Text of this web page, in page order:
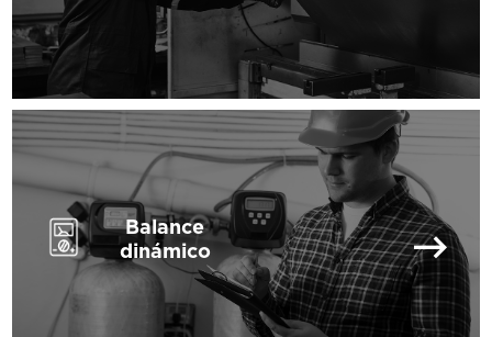
Balance
dinámico